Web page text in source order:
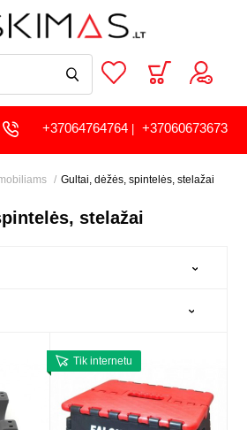
+37064764764| +37060673673
Gultai, dėžės, spintelės, stelažai
stelažai
Tik internetu